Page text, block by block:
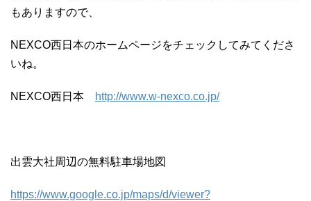
もありますので、
NEXCO西日本のホームページをチェックしてみてくださ
いね。
NEXCO西日本 http://www.w-nexco.co.jp/
出雲大社周辺の無料駐車場地図
https://www.google.co.jp/maps/d/viewer?